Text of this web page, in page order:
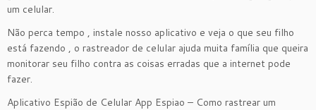
um celular.
Não perca tempo , instale nosso aplicativo e veja o que seu filho
está fazendo , o rastreador de celular ajuda muita família que queira
monitorar seu filho contra as coisas erradas que a internet pode
fazer.
Aplicativo Espião de Celular App Espiao – Como rastrear um